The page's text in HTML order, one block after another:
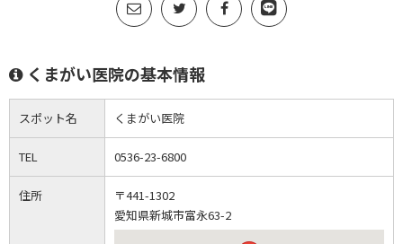
くまがい医院の基本情報
スポット名 くまがい医院
TEL 0536-23-6800
住所
〒441-1302
愛知県新城市富永63-2